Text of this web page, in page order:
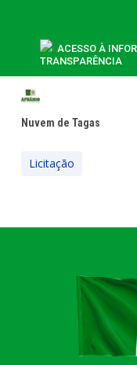
ACESSO À
TRANSPARÊNCIA
Nuvem de Tagas
Licitação